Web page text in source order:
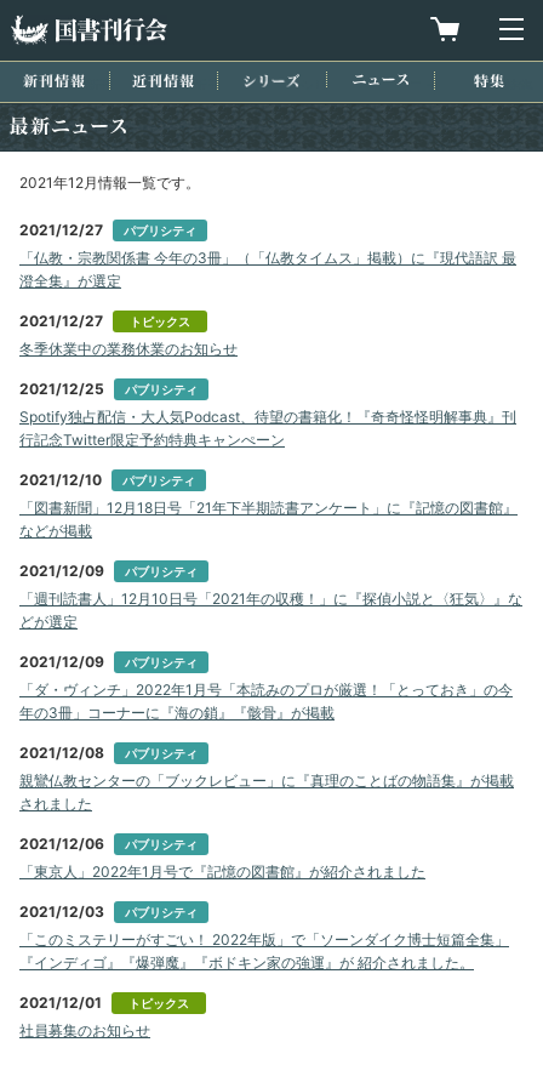
買物カゴを
新刊情報 近刊情報 シリーズ ニュース
2021年12月情報一覧です。
2021/12/27 パブリシティ
「仏教・宗教関係書 今年の3冊」（「仏教タイムス」掲載）に『現代語訳 最
澄全集』が選定
2021/12/27 トピックス
冬季休業中の業務休業のお知らせ
2021/12/25 パブリシティ
Spotify独占配信・大人気Podcast、待望の書籍化！『奇奇怪怪明解事典』刊
行記念Twitter限定予約特典キャンぺーン
2021/12/10 パブリシティ
「図書新聞」12月18日号「21年下半期読書アンケート」に『記憶の図書館』
などが掲載
2021/12/09 パブリシティ
「週刊読書人」12月10日号「2021年の収穫！」に『探偵小説と〈狂気〉』な
どが選定
2021/12/09 パブリシティ
「ダ・ヴィンチ」2022年1月号「本読みのプロが厳選！「とっておき」の今
年の3冊」コーナーに『海の鎖』『骸骨』が掲載
2021/12/08 パブリシティ
親鸞仏教センターの「ブックレビュー」に『真理のことばの物語集』が掲載
されました
2021/12/06 パブリシティ
「東京人」2022年1月号で『記憶の図書館』が紹介されました
2021/12/03 パブリシティ
「このミステリーがすごい！ 2022年版」で「ソーンダイク博士短篇全集」
『インディゴ』『爆弾魔』『ボドキン家の強運』が 紹介されました。
2021/12/01 トピックス
社員募集のお知らせ